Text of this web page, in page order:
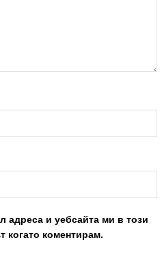
адреса и уебсайта ми в този
когато коментирам.